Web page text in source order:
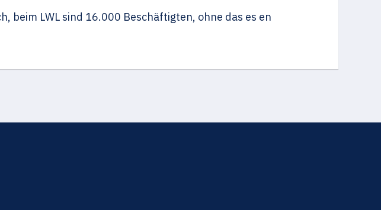
beim LWL sind 16.000 Beschäftigten, ohne das es en